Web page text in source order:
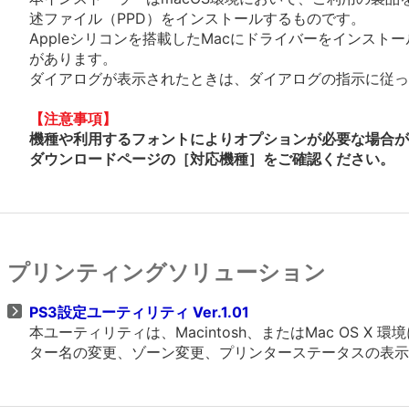
述ファイル（PPD）をインストールするものです。
Appleシリコンを搭載したMacにドライバーをインスト
があります。
ダイアログが表示されたときは、ダイアログの指示に従
【注意事項】
機種や利用するフォントによりオプションが必要な場合
ダウンロードページの［対応機種］をご確認ください。
プリンティングソリューション
PS3設定ユーティリティ Ver.1.01
本ユーティリティは、Macintosh、またはMac OS X 環
ター名の変更、ゾーン変更、プリンターステータスの表